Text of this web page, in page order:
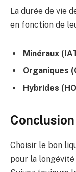
La durée de vie
en fonction de
Minéraux
Organiques
Hybrides
Conclusion
Choisir le bon
pour la